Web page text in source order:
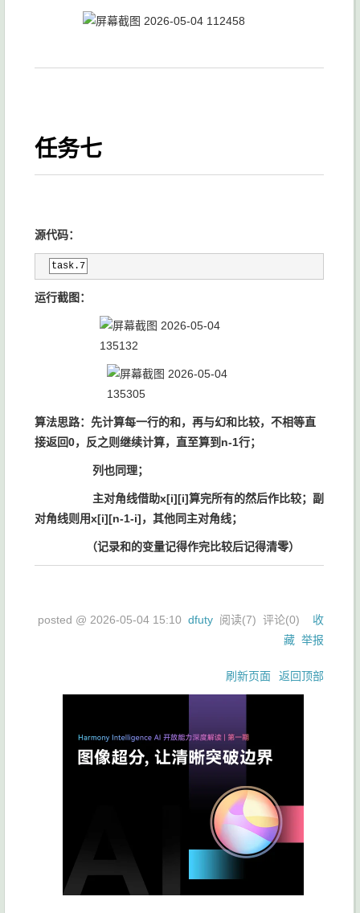
任务七
源代码：
task.7
运行截图：
算法思路：先计算每一行的和，再与幻和比较，不相等直
接返回0，反之则继续计算，直至算到n-1行；
列也同理；
主对角线借助x[i][i]算完所有的然后作比较；副
对角线则用x[i][n-1-i]，其他同主对角线；
（记录和的变量记得作完比较后记得清零）
posted @ 2026-05-04 15:10 dfuty 阅读(7) 评论(0) 收
藏 举报
刷新页面 返回顶部